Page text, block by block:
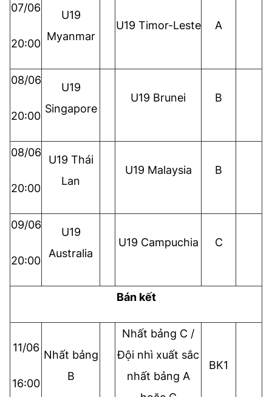
07/06
20:00
U19
Myanmar
U19 Timor-Leste A
08/06
20:00
U19
Singapore
U19 Brunei B
08/06
20:00
U19 Thái
Lan
U19 Malaysia B
09/06
20:00
U19
Australia
U19 Campuchia C
Bán kết
11/06
16:00
Nhất bảng
B
Nhất bảng C /
Đội nhì xuất sắc
nhất bảng A
BK1